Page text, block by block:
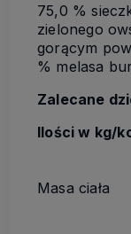
75,0 %
zielonego
gorącym
% melasa
Zalecane
Ilości w kg/
Masa ciała